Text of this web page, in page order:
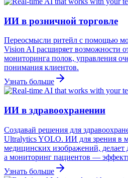
ИИ в розничной торговле
Переосмысли ритейл с помощью
Vision AI расширяет возможности
мониторинга полок, управления
понимания клиентов.
Узнать больше
ИИ в здравоохранении
Создавай решения для
Ultralytics YOLO. ИИ для зрения в
медицинских изображений, делает
а мониторинг пациентов —
Узнать больше